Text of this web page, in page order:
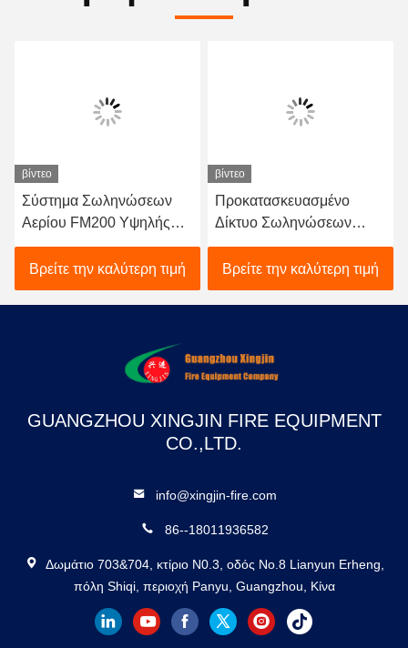
βίντεο
Σύστημα Σωληνώσεων
Αερίου FM200 Υψηλής
Χωρητικότητας -
Επαγγελματικός
Εξοπλισμός Πυρόσβεσης
Βρείτε την καλύτερη τιμή
βίντεο
Προκατασκευασμένο
Δίκτυο Σωληνώσεων
Αερίου FM200 - Αξιόπιστο
Σύστημα Αδρανούς
Αερίου για Σταθμούς
Παραγωγής Ενέργειας
Βρείτε την καλύτερη τιμή
GUANGZHOU XINGJIN FIRE EQUIPMENT
CO.,LTD.
info@xingjin-fire.com
86--18011936582
Δωμάτιο 703&704, κτίριο N0.3, οδός No.8 Lianyun Erheng,
πόλη Shiqi, περιοχή Panyu, Guangzhou, Κίνα